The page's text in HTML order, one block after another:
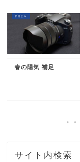
春の陽気 補足
サイト内検索